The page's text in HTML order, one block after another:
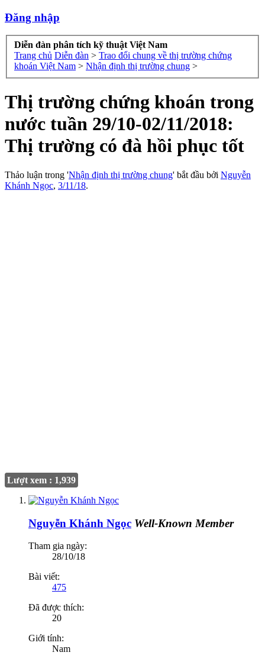
Đăng nhập
Diễn đàn phân tích kỹ thuật Việt Nam
Trang chủ Diễn đàn > Trao đổi chung về thị trường chứng
khoán Việt Nam > Nhận định thị trường chung >
Thị trường chứng khoán trong
nước tuần 29/10-02/11/2018:
Thị trường có đà hồi phục tốt
Thảo luận trong 'Nhận định thị trường chung' bắt đầu bởi Nguyễn
Khánh Ngọc, 3/11/18.
Lượt xem : 1,939
Nguyễn Khánh Ngọc Well-Known Member
Tham gia ngày:
28/10/18
Bài viết:
475
Đã được thích:
20
Giới tính:
Nam